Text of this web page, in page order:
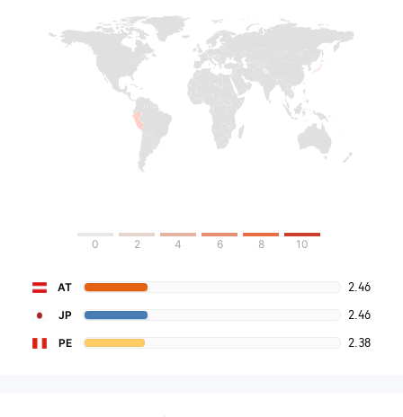
0 2 4 6 8 10
AT 2.46
JP 2.46
PE 2.38